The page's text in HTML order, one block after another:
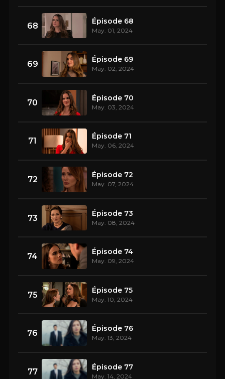
68 Épisode 68
May. 01, 2024
69 Épisode 69
May. 02, 2024
70 Épisode 70
May. 03, 2024
71 Épisode 71
May. 06, 2024
72 Épisode 72
May. 07, 2024
73 Épisode 73
May. 08, 2024
74 Épisode 74
May. 09, 2024
75 Épisode 75
May. 10, 2024
76 Épisode 76
May. 13, 2024
77 Épisode 77
May. 14, 2024